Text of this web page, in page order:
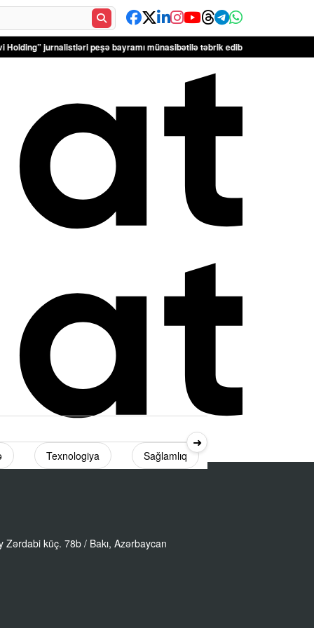
peşə bayramı münasibətilə təbrik edib – FOTOLAR Türkiyə
Texnologiya Sağlamlıq
➜
Zərdabi küç. 78b / Bakı, Azərbaycan